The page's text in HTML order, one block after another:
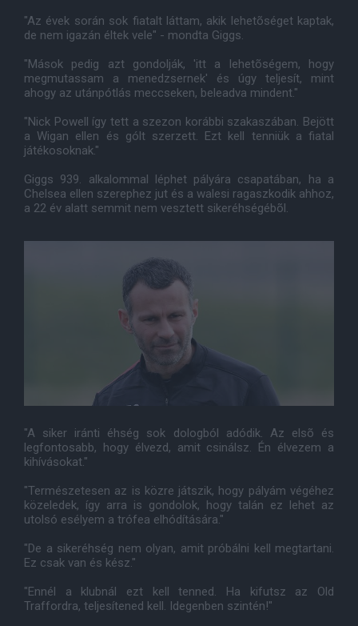
"Az évek során sok fiatalt láttam, akik lehetõséget kaptak,
de nem igazán éltek vele" - mondta Giggs.
"Mások pedig azt gondolják, 'itt a lehetõségem, hogy
megmutassam a menedzsernek' és úgy teljesít, mint
ahogy az utánpótlás meccseken, beleadva mindent."
"Nick Powell így tett a szezon korábbi szakaszában. Bejött
a Wigan ellen és gólt szerzett. Ezt kell tenniük a fiatal
játékosoknak."
Giggs 939. alkalommal léphet pályára csapatában, ha a
Chelsea ellen szerephez jut és a walesi ragaszkodik ahhoz,
a 22 év alatt semmit nem vesztett sikeréhségébõl.
"A siker iránti éhség sok dologból adódik. Az elsõ és
legfontosabb, hogy élvezd, amit csinálsz. Én élvezem a
kihívásokat."
"Természetesen az is közre játszik, hogy pályám végéhez
közeledek, így arra is gondolok, hogy talán ez lehet az
utolsó esélyem a trófea elhódítására."
"De a sikeréhség nem olyan, amit próbálni kell megtartani.
Ez csak van és kész."
"Ennél a klubnál ezt kell tenned. Ha kifutsz az Old
Traffordra, teljesítened kell. Idegenben szintén!"